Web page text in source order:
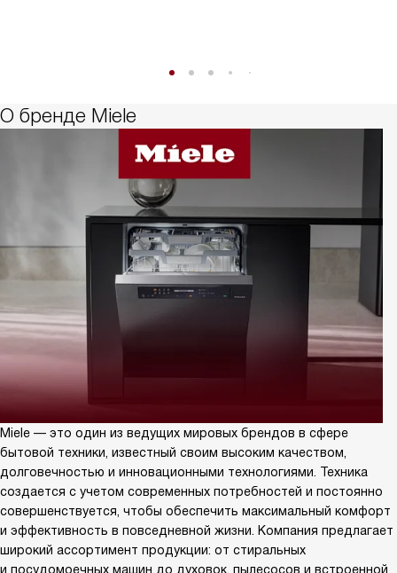
О бренде Miele
Miele — это один из ведущих мировых брендов в сфере
бытовой техники, известный своим высоким качеством,
долговечностью и инновационными технологиями. Техника
создается с учетом современных потребностей и постоянно
совершенствуется, чтобы обеспечить максимальный комфорт
и эффективность в повседневной жизни. Компания предлагает
широкий ассортимент продукции: от стиральных
и посудомоечных машин до духовок, пылесосов и встроенной